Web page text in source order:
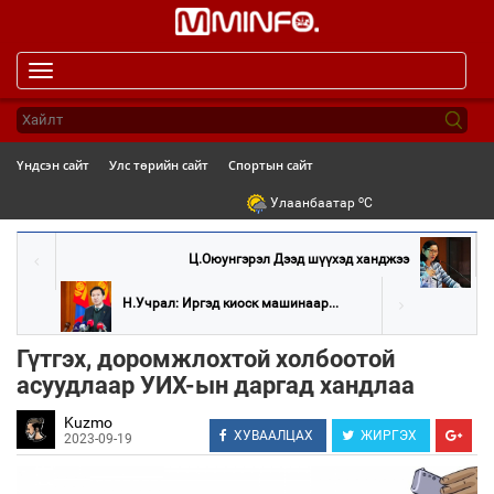
navigation
Үндсэн сайт Улс төрийн сайт Спортын сайт
Улаанбаатар oC
Ц.Оюунгэрэл Дээд шүүхэд ханджээ
Н.Учрал: Иргэд киоск машинаар...
Гүтгэх, доромжлохтой холбоотой
асуудлаар УИХ-ын даргад хандлаа
Kuzmo
2023-09-19 ХУВААЛЦАХ ЖИРГЭХ